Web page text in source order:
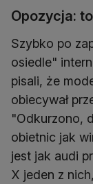
Opozycja:
Szybko po
osiedle"
pisali, że
obiecywał
"Odkurzono,
obietnic jak
jest jak audi
X jeden z